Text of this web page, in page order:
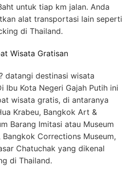
untuk tiap km jalan. Anda
alat transportasi lain seperti
di Thailand.
Wisata Gratisan
datangi destinasi wisata
Ibu Kota Negeri Gajah Putih ini
wisata gratis, di antaranya
Krabeu, Bangkok Art &
Barang Imitasi atau Museum
Corrections Museum,
Chatuchak yang dikenal
di Thailand.